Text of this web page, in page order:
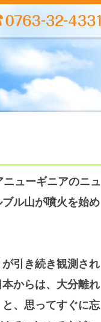
ューギニアのニュ
ル山が噴火を始め
引き続き観測され
からは、大分離れ
、思ってすぐに忘